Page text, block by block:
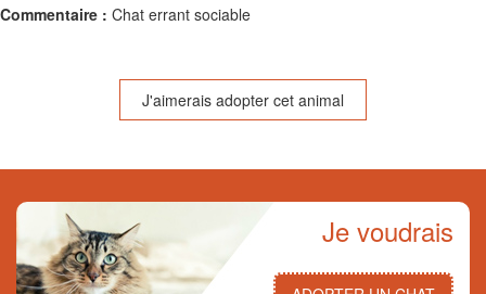
Commentaire : Chat errant sociable
J'aimerais adopter cet animal
Je voudrais